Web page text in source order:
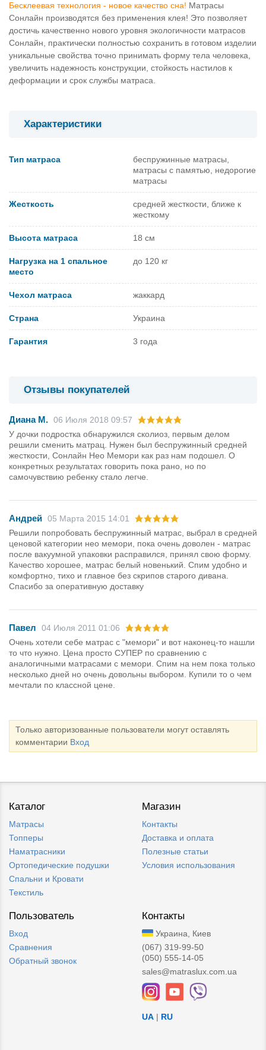
Бесклеевая технология - новое качество сна! Матрасы
Сонлайн производятся без применения клея! Это позволяет
достичь качественно нового уровня экологичности матрасов
Сонлайн, практически полностью сохранить в готовом изделии
уникальные свойства точно принимать форму тела человека,
увеличить надежность конструкции, стойкость настилов к
деформации и срок службы матраса.
Характеристики
Тип матраса
беспружинные матрасы,
матрасы с памятью, недорогие
матрасы
Жесткость
средней жесткости, ближе к
жесткому
Высота матраса 18 см
Нагрузка на 1 спальное
место
до 120 кг
Чехол матраса жаккард
Страна Украина
Гарантия 3 года
Отзывы покупателей
Диана М. 06 Июля 2018 09:57
У дочки подростка обнаружился сколиоз, первым делом
решили сменить матрац. Нужен был беспружинный средней
жесткости, Сонлайн Нео Мемори как раз нам подошел. О
конкретных результатах говорить пока рано, но по
самочувствию ребенку стало легче.
Андрей 05 Марта 2015 14:01
Решили попробовать беспружинный матрас, выбрал в средней
ценовой категории нео мемори, пока очень доволен - матрас
после вакуумной упаковки расправился, принял свою форму.
Качество хорошее, матрас белый новенький. Спим удобно и
комфортно, тихо и главное без скрипов старого дивана.
Спасибо за оперативную доставку
Павел
04 Июля 2011 01:06
Очень хотели себе матрас с "мемори" и вот наконец-то нашли
то что нужно. Цена просто СУПЕР по сравнению с
аналогичными матрасами с мемори. Спим на нем пока только
несколько дней но очень довольны выбором. Купили то о чем
мечтали по классной цене.
Только авторизованные пользователи могут оставлять
комментарии Вход
Каталог
Матрасы
Топперы
Наматрасники
Ортопедические подушки
Спальни и Кровати
Текстиль
Магазин
Контакты
Доставка и оплата
Полезные статьи
Условия использования
Пользователь
Вход
Сравнения
Обратный звонок
Контакты
Украина, Киев
(067) 319-99-50
(050) 555-14-05
sales@matraslux.com.ua
UA | RU